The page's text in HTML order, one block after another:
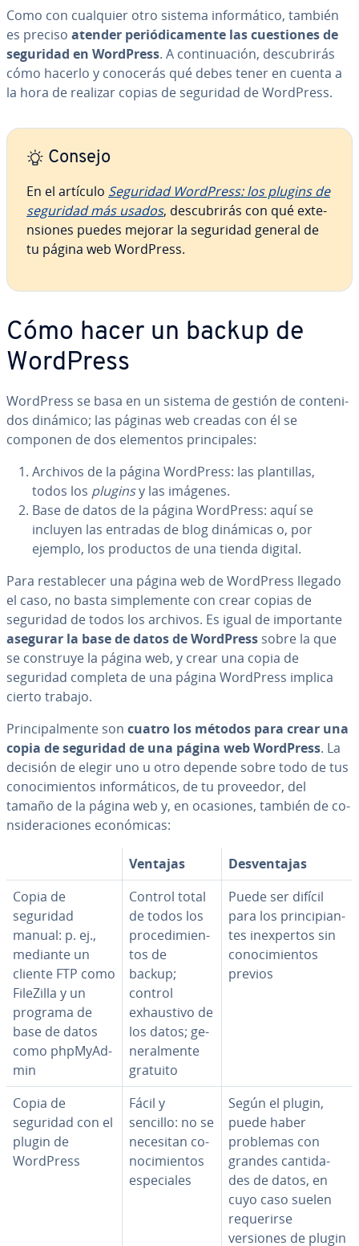
Como con cualquier otro sistema in­fo­r­má­ti­co, también
es preciso atender pe­rió­di­ca­me­n­te las cue­s­tio­nes de
seguridad en WordPress. A co­n­ti­nua­ción, de­s­cu­bri­rás
cómo hacerlo y conocerás qué debes tener en cuenta a
la hora de realizar copias de seguridad de WordPress.
Consejo
En el artículo Seguridad WordPress: los plugins de
seguridad más usados, de­s­cu­bri­rás con qué ex­te­
n­sio­nes puedes mejorar la seguridad general de
tu página web WordPress.
Cómo hacer un backup de
WordPress
WordPress se basa en un sistema de gestión de co­n­te­ni­
dos dinámico; las páginas web creadas con él se
componen de dos elementos pri­n­ci­pa­les:
Archivos de la página WordPress: las pla­n­ti­llas,
todos los pluginsy las imágenes.
Base de datos de la página WordPress: aquí se
incluyen las entradas de blog dinámicas o, por
ejemplo, los productos de una tienda digital.
Para re­s­ta­ble­cer una página web de WordPress llegado
el caso, no basta si­m­ple­me­n­te con crear copias de
seguridad de todos los archivos. Es igual de im­po­r­ta­n­te
asegurar la base de datos de WordPress sobre la que
se construye la página web, y crear una copia de
seguridad completa de una página WordPress implica
cierto trabajo.
Pri­n­ci­pa­l­me­n­te son cuatro los métodos para crear una
copia de seguridad de una página web WordPress. La
decisión de elegir uno u otro depende sobre todo de tus
co­no­ci­mie­n­tos in­fo­r­má­ti­cos, de tu proveedor, del
tamaño de la página web y, en ocasiones, también de co­
n­si­de­ra­cio­nes eco­nó­mi­cas:
Ventajas
De­s­ve­n­ta­jas
Copia de
seguridad
manual: p. ej.,
mediante un
cliente FTP como
FileZilla y un
programa de
base de datos
como ph­p­M­yA­d­
min
Control total
de todos los
pro­ce­di­mie­n­
tos de
backup;
control
exhau­s­ti­vo de
los datos; ge­
ne­ra­l­me­n­te
gratuito
Puede ser difícil
para los pri­n­ci­pia­n­
tes in­e­x­pe­r­tos sin
co­no­ci­mie­n­tos
previos
Copia de
seguridad con el
plugin de
WordPress
Fácil y
sencillo: no se
necesitan co­
no­ci­mie­n­tos
es­pe­cia­les
Según el plugin,
puede haber
problemas con
grandes ca­n­ti­da­
des de datos, en
cuyo caso suelen
re­que­ri­r­se
versiones de plugin